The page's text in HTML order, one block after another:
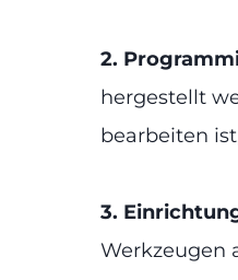
2.
hergestellt
bearbeiten
3.
Werkzeugen